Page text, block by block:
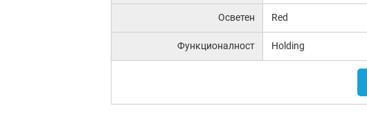
Осветен Red
Функционалност Holding